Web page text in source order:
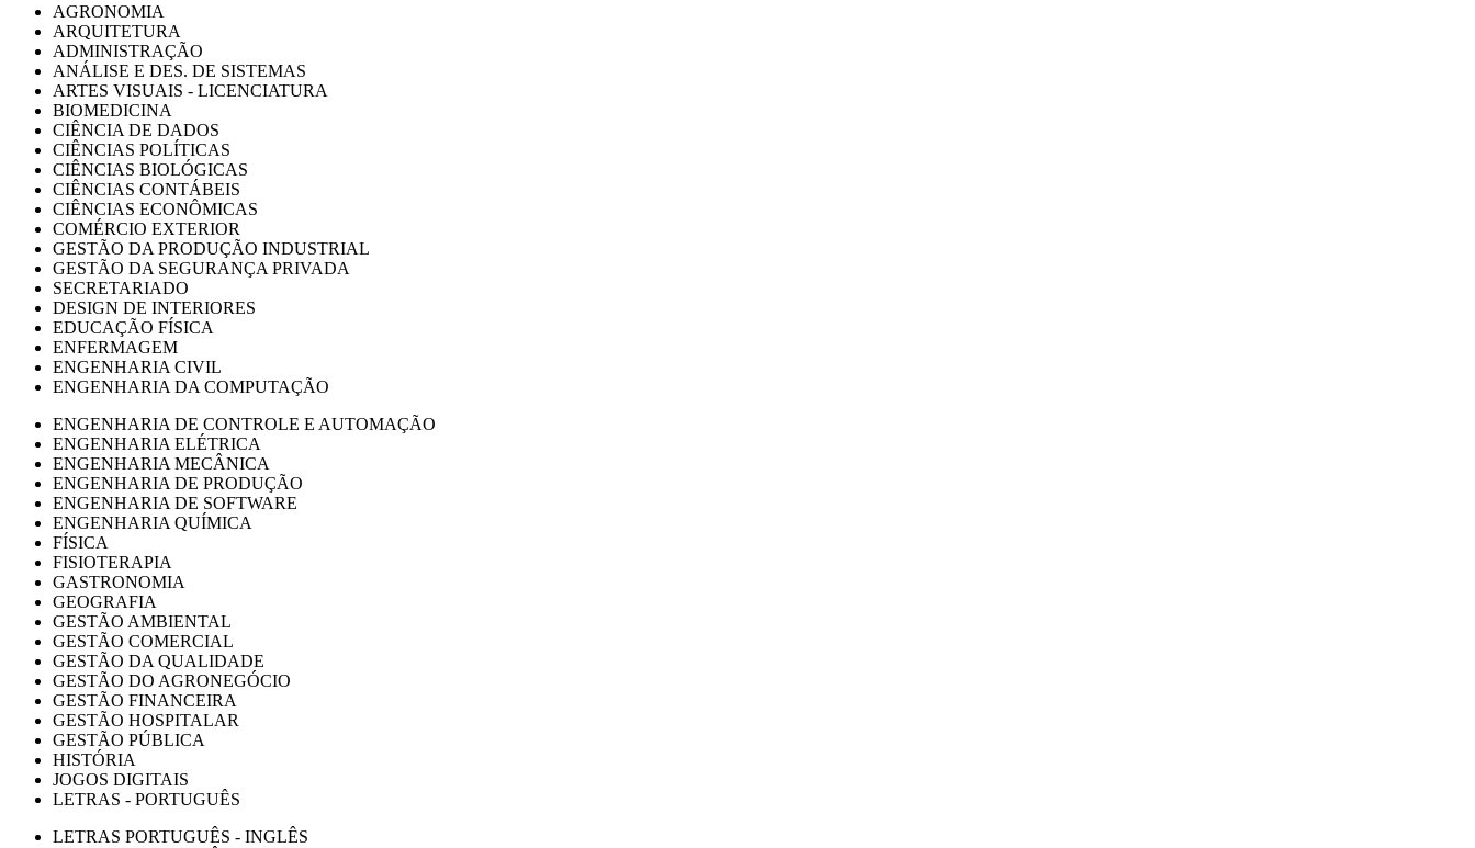
AGRONOMIA
ARQUITETURA
ADMINISTRAÇÃO
ANÁLISE E DES. DE SISTEMAS
ARTES VISUAIS - LICENCIATURA
BIOMEDICINA
CIÊNCIA DE DADOS
CIÊNCIAS POLÍTICAS
CIÊNCIAS BIOLÓGICAS
CIÊNCIAS CONTÁBEIS
CIÊNCIAS ECONÔMICAS
COMÉRCIO EXTERIOR
GESTÃO DA PRODUÇÃO INDUSTRIAL
GESTÃO DA SEGURANÇA PRIVADA
SECRETARIADO
DESIGN DE INTERIORES
EDUCAÇÃO FÍSICA
ENFERMAGEM
ENGENHARIA CIVIL
ENGENHARIA DA COMPUTAÇÃO
ENGENHARIA DE CONTROLE E AUTOMAÇÃO
ENGENHARIA ELÉTRICA
ENGENHARIA MECÂNICA
ENGENHARIA DE PRODUÇÃO
ENGENHARIA DE SOFTWARE
ENGENHARIA QUÍMICA
FÍSICA
FISIOTERAPIA
GASTRONOMIA
GEOGRAFIA
GESTÃO AMBIENTAL
GESTÃO COMERCIAL
GESTÃO DA QUALIDADE
GESTÃO DO AGRONEGÓCIO
GESTÃO FINANCEIRA
GESTÃO HOSPITALAR
GESTÃO PÚBLICA
HISTÓRIA
JOGOS DIGITAIS
LETRAS - PORTUGUÊS
LETRAS PORTUGUÊS - INGLÊS